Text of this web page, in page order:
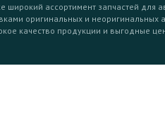
широкий ассортимент запчастей для
оригинальных и неоригинальных
качество продукции и выгодные